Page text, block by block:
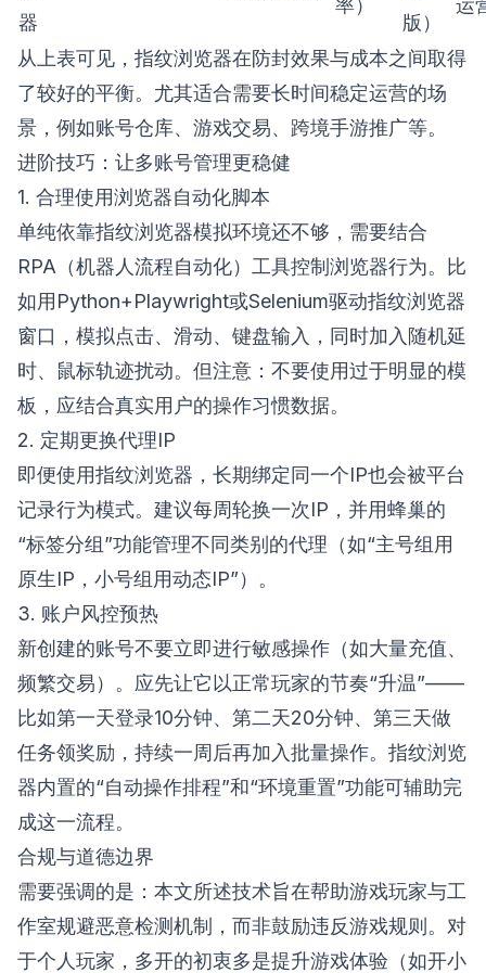
器
率）
版）
运
从上表可见，指纹浏览器在防封效果与成本之间取得
了较好的平衡。尤其适合需要长时间稳定运营的场
景，例如账号仓库、游戏交易、跨境手游推广等。
进阶技巧：让多账号管理更稳健
1. 合理使用浏览器自动化脚本
单纯依靠指纹浏览器模拟环境还不够，需要结合
RPA（机器人流程自动化）工具控制浏览器行为。比
如用Python+Playwright或Selenium驱动指纹浏览器
窗口，模拟点击、滑动、键盘输入，同时加入随机延
时、鼠标轨迹扰动。但注意：不要使用过于明显的模
板，应结合真实用户的操作习惯数据。
2. 定期更换代理IP
即便使用指纹浏览器，长期绑定同一个IP也会被平台
记录行为模式。建议每周轮换一次IP，并用蜂巢的
“标签分组”功能管理不同类别的代理（如“主号组用
原生IP，小号组用动态IP”）。
3. 账户风控预热
新创建的账号不要立即进行敏感操作（如大量充值、
频繁交易）。应先让它以正常玩家的节奏“升温”——
比如第一天登录10分钟、第二天20分钟、第三天做
任务领奖励，持续一周后再加入批量操作。指纹浏览
器内置的“自动操作排程”和“环境重置”功能可辅助完
成这一流程。
合规与道德边界
需要强调的是：本文所述技术旨在帮助游戏玩家与工
作室规避恶意检测机制，而非鼓励违反游戏规则。对
于个人玩家，多开的初衷多是提升游戏体验（如开小